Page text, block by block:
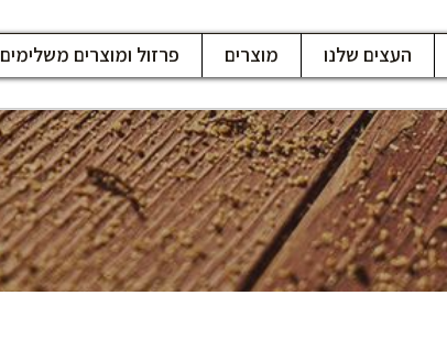
העצים שלנו מוצרים פרזול ומוצרים משלימים